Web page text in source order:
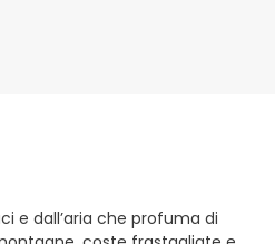
e dall’aria che profuma di